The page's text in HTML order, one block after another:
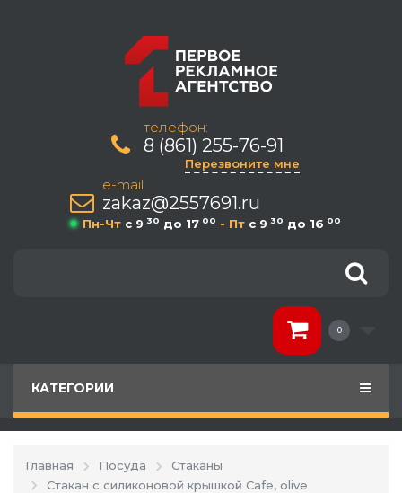
телефон:
8 (861) 255-76-91
Перезвоните мне
e-mail
zakaz@2557691.ru
Пн-Чт c 9 30 до 17 00 - Пт c 9 30 до 16 00
0
КАТЕГОРИИ
Главная Посуда
Стаканы
Стакан с силиконовой крышкой Cafe, olive